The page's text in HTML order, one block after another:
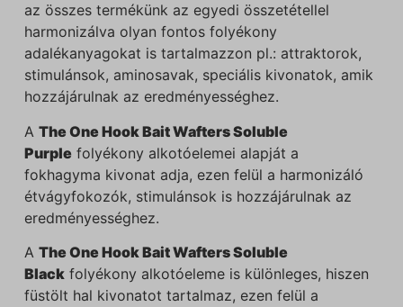
az összes termékünk az egyedi összetétellel
harmonizálva olyan fontos folyékony
adalékanyagokat is tartalmazzon pl.: attraktorok,
stimulánsok, aminosavak, speciális kivonatok, amik
hozzájárulnak az eredményességhez.
A The One Hook Bait Wafters Soluble
Purplefolyékony alkotóelemei alapját a
fokhagyma kivonat adja, ezen felül a harmonizáló
étvágyfokozók, stimulánsok is hozzájárulnak az
eredményességhez.
A The One Hook Bait Wafters Soluble
Blackfolyékony alkotóeleme is különleges, hiszen
füstölt hal kivonatot tartalmaz, ezen felül a